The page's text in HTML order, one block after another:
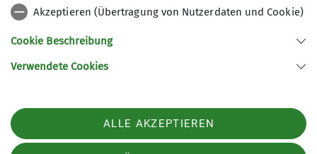
Wanderleiter
stellv. Wanderreferent
spielen das Miteinander und die
mittelfernen Umgebung eine wichtige
Rolle. Gemeinsam wollen wir allen
unseren Kulturgütern und an
geologischen Besonderheiten. Unsere
Aktuelles
07545 Gera
Telefon +4915208590974
Akzeptieren (Übertragung von Nutzerdaten und Cookie)
Cookie Beschreibung
Verwendete Cookies
ALLE AKZEPTIEREN